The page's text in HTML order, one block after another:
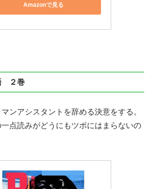
Amazonで見る
２巻
ンアシスタントを辞める決意をする。
点読みがどうにもツボにはまらないの